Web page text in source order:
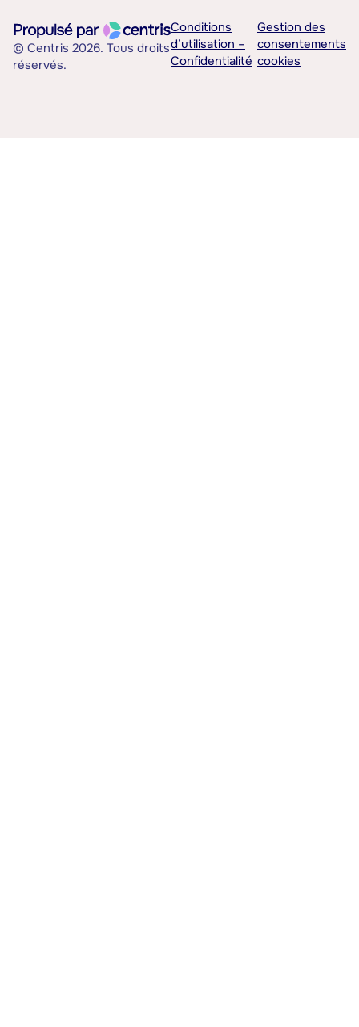
© Centris 2026. Tous droits
réservés.
Conditions
d’utilisation –
Confidentialité
Gestion des
consentements
cookies